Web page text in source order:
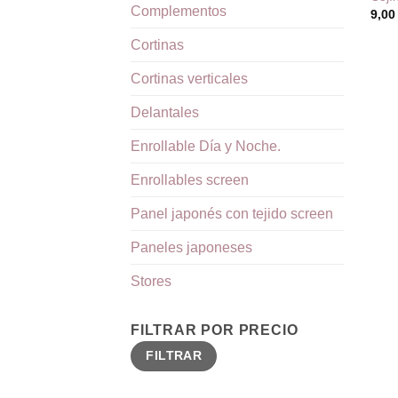
Complementos
Cortinas
Cortinas verticales
Delantales
Enrollable Día y Noche.
Enrollables screen
Panel japonés con tejido screen
Paneles japoneses
Stores
FILTRAR POR PRECIO
Precio
mínimo
Precio
máximo
FILTRAR
9,00